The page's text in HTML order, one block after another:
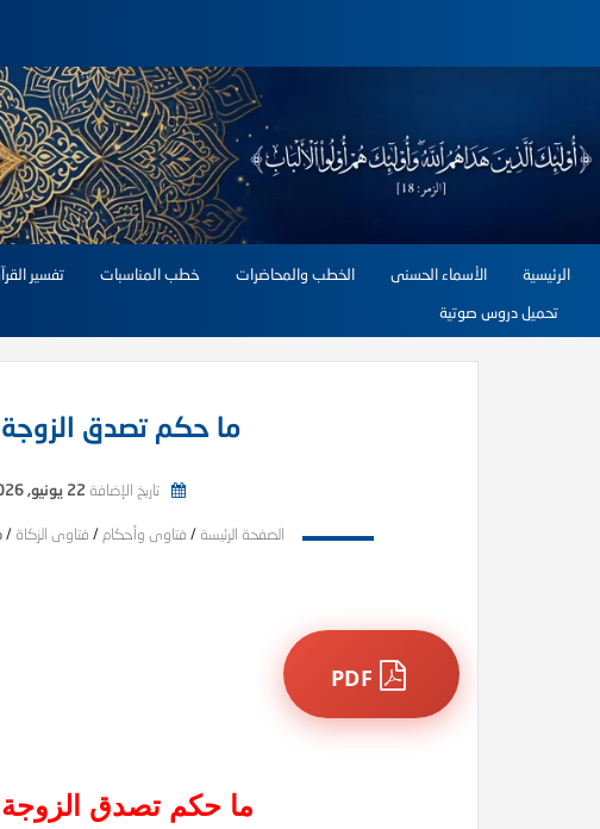
الرئيسية الأسماء الحسنى الخطب والمحاضرات خطب المناسبات تفسير
تحميل دروس صوتية
ما حكم تصدق
تاريخ الإضافة22 يونيو, 2026
الصفحة الرئيسة / فتاوى وأحكام / فتاوى الزكاة /
ما حكم تصدق